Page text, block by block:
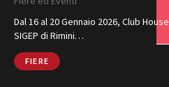
Dal 16 al 20 Gennaio 2026, Club
SIGEP di Rimini…
FIERE